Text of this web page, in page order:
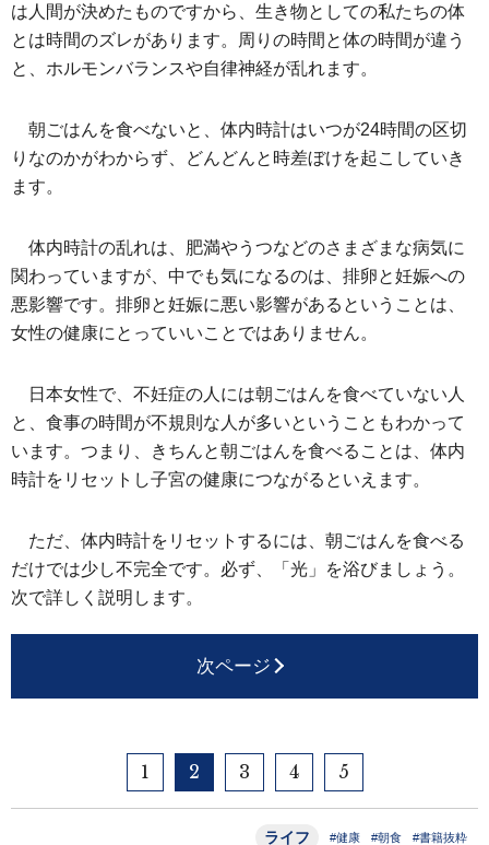
は人間が決めたものですから、生き物としての私たちの体
とは時間のズレがあります。周りの時間と体の時間が違う
と、ホルモンバランスや自律神経が乱れます。
朝ごはんを食べないと、体内時計はいつが24時間の区切
りなのかがわからず、どんどんと時差ぼけを起こしていき
ます。
体内時計の乱れは、肥満やうつなどのさまざまな病気に
関わっていますが、中でも気になるのは、排卵と妊娠への
悪影響です。排卵と妊娠に悪い影響があるということは、
女性の健康にとっていいことではありません。
日本女性で、不妊症の人には朝ごはんを食べていない人
と、食事の時間が不規則な人が多いということもわかって
います。つまり、きちんと朝ごはんを食べることは、体内
時計をリセットし子宮の健康につながるといえます。
ただ、体内時計をリセットするには、朝ごはんを食べる
だけでは少し不完全です。必ず、「光」を浴びましょう。
次で詳しく説明します。
次ページ
1 2 3 4 5
ライフ #健康 #朝食 #書籍抜粋